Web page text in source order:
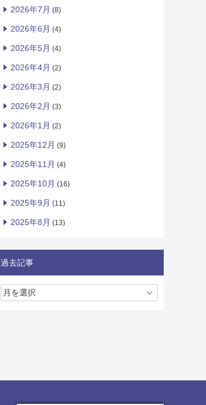
2026年7月 (8)
2026年6月 (4)
2026年5月 (4)
2026年4月 (2)
2026年3月 (2)
2026年2月 (3)
2026年1月 (2)
2025年12月 (9)
2025年11月 (4)
2025年10月 (16)
2025年9月 (11)
2025年8月 (13)
過去記事